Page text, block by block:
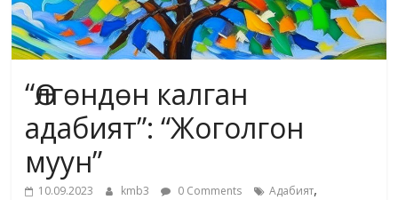
“Өлгөндөн калган
адабият”: “Жоголгон
муун”
10.09.2023 kmb3 0 Comments Адабият,